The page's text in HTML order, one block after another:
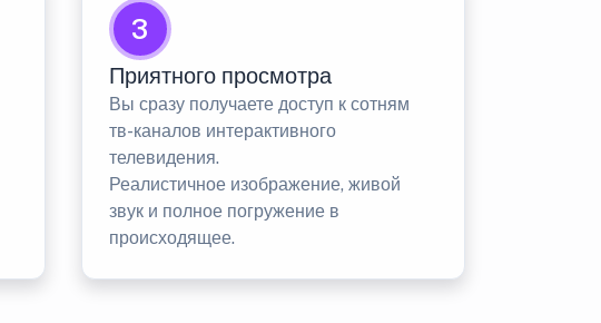
3
Приятного просмотра
Вы сразу получаете доступ к сотням
тв-каналов интерактивного
телевидения.
Реалистичное изображение, живой
звук и полное погружение в
происходящее.